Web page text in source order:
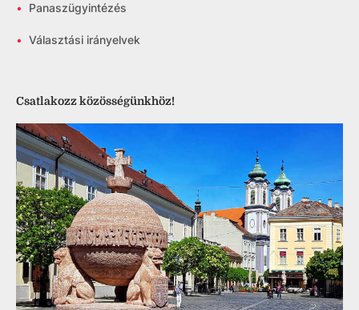
• Panaszügyintézés
• Választási irányelvek
Csatlakozz közösségünkhöz!